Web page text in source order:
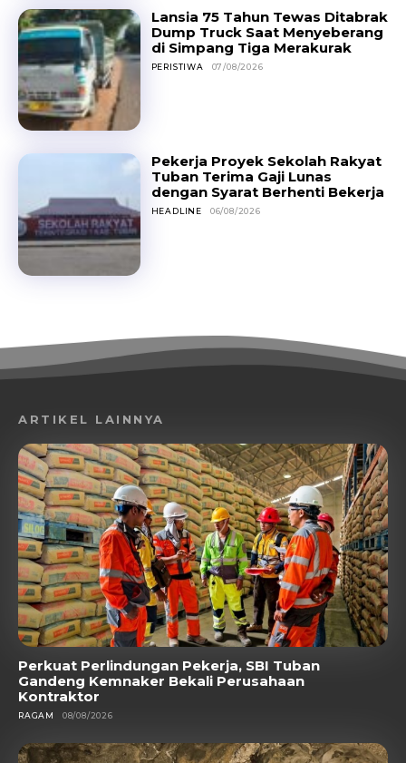
Lansia 75 Tahun Tewas Ditabrak
Dump Truck Saat Menyeberang
di Simpang Tiga Merakurak
PERISTIWA 07/08/2026
Pekerja Proyek Sekolah Rakyat
Tuban Terima Gaji Lunas
dengan Syarat Berhenti Bekerja
HEADLINE 06/08/2026
ARTIKEL LAINNYA
Perkuat Perlindungan Pekerja, SBI Tuban
Gandeng Kemnaker Bekali Perusahaan
Kontraktor
RAGAM 08/08/2026